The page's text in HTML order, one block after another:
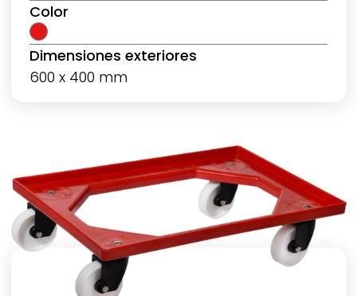
Color
Dimensiones exteriores
600 x 400 mm